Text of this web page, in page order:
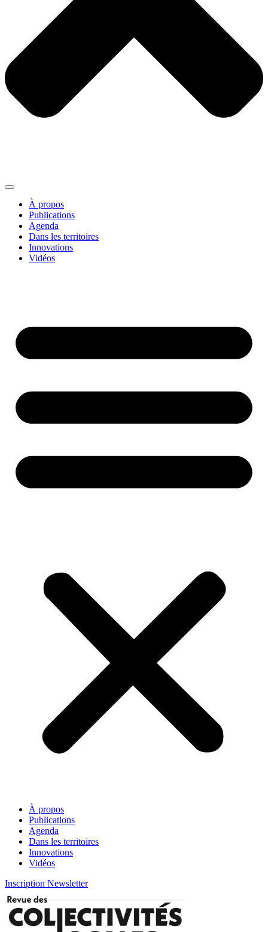
À propos
Publications
Agenda
Dans les territoires
Innovations
Vidéos
À propos
Publications
Agenda
Dans les territoires
Innovations
Vidéos
Inscription Newsletter